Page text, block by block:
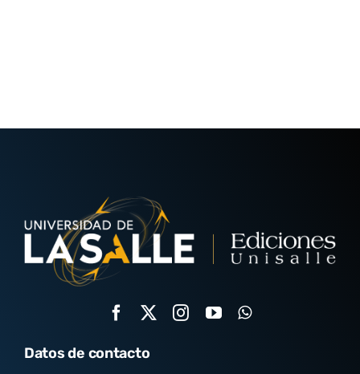
Datos de contacto